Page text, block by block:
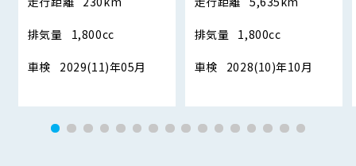
排気量 1,800cc
車検 2029(11)年05月
排気量 1,800cc
車検 2028(10)年10月